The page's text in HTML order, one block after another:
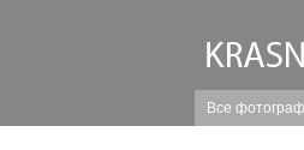
Все